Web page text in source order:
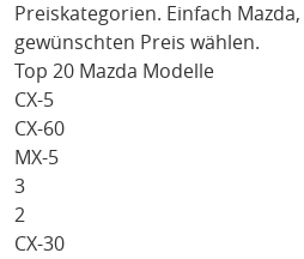
Preiskategorien. Einfach Mazda
gewünschten Preis wählen.
Top 20 Mazda Modelle
CX-5
CX-60
MX-5
3
2
CX-30